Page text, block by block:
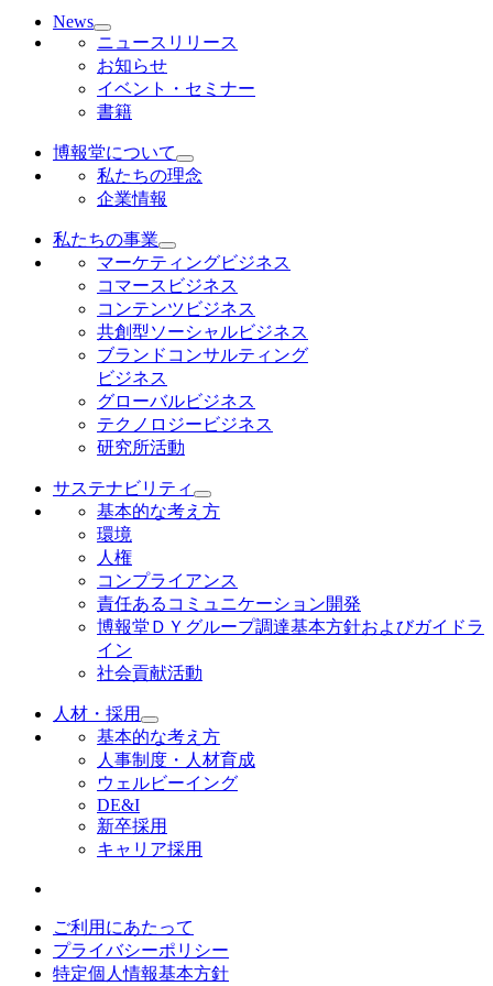
News
ニュースリリース
お知らせ
イベント・セミナー
書籍
博報堂について
私たちの理念
企業情報
私たちの事業
マーケティングビジネス
コマースビジネス
コンテンツビジネス
共創型ソーシャルビジネス
ブランドコンサルティング
ビジネス
グローバルビジネス
テクノロジービジネス
研究所活動
サステナビリティ
基本的な考え方
環境
人権
コンプライアンス
責任あるコミュニケーション開発
博報堂ＤＹグループ調達基本方針およびガイドラ
イン
社会貢献活動
人材・採用
基本的な考え方
人事制度・人材育成
ウェルビーイング
DE&I
新卒採用
キャリア採用
ご利用にあたって
プライバシーポリシー
特定個人情報基本方針